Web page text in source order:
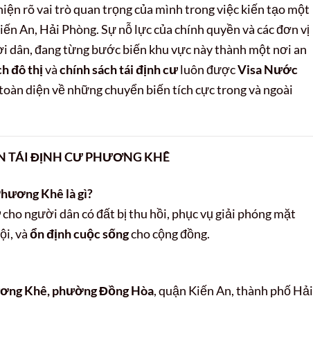
rõ vai trò quan trọng của mình trong việc kiến tạo một
An, Hải Phòng. Sự nỗ lực của chính quyền và các đơn vị
dân, đang từng bước biến khu vực này thành một nơi an
đô thịvàchính sách tái định cưluôn đượcVisa Nước
diện về những chuyển biến tích cực trong và ngoài
TÁI ĐỊNH CƯ PHƯƠNG KHÊ
Khê là gì?
cho người dân có đất bị thu hồi, phục vụ giải phóng mặt
vàổn định cuộc sốngcho cộng đồng.
Khê, phường Đồng Hòa, quận Kiến An, thành phố Hải